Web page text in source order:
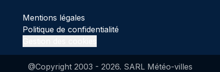
Mentions légales
Politique de confidentialité
@Copyright 2003 - 2026. SARL Météo-villes